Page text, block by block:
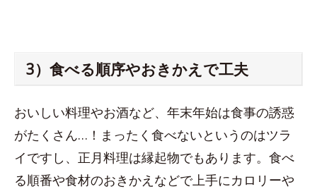
3）食べる順序やおきかえで工夫
おいしい料理やお酒など、年末年始は食事の誘惑
がたくさん…！まったく食べないというのはツラ
イですし、正月料理は縁起物でもあります。食べ
る順番や食材のおきかえなどで上手にカロリーや